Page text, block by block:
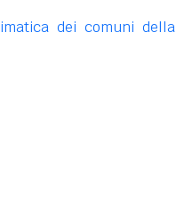
dei comuni della